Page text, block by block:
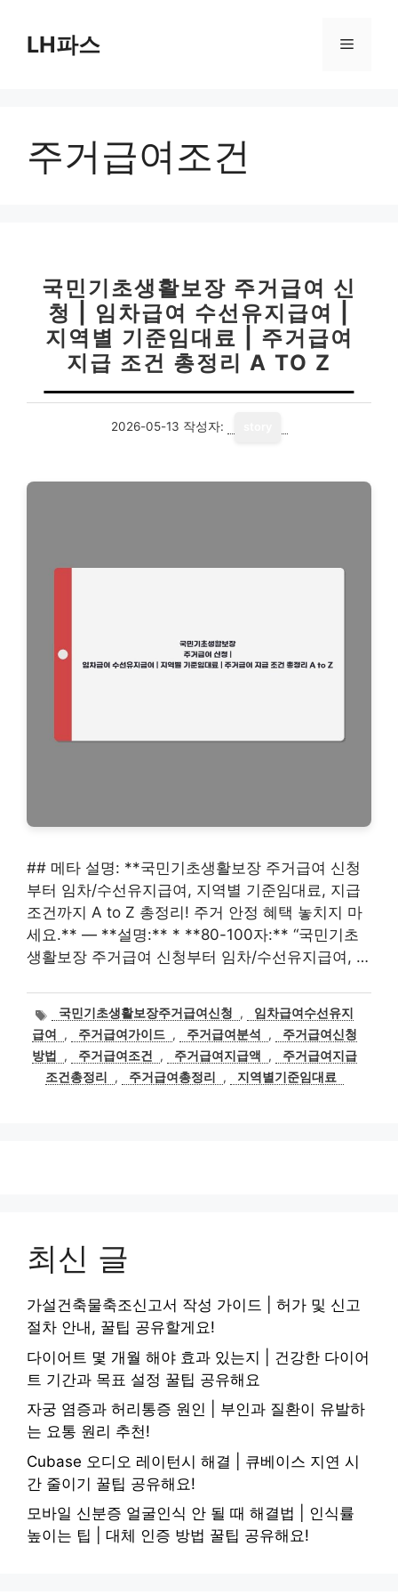
LH파스 메
주거급여조건
국민기초생활보장 주거급여 신
청 | 임차급여 수선유지급여 |
지역별 기준임대료 | 주거급여
지급 조건 총정리 A TO Z
2026-05-13 작성자:
## 메타 설명: **국민기초생활보장 주거급여 신청
부터 임차/수선유지급여, 지역별 기준임대료, 지급
조건까지 A to Z 총정리! 주거 안정 혜택 놓치지 마
세요.** — **설명:** * **80-100자:** “국민기초
생활보장 주거급여 신청부터 임차/수선유지급여, …
태
그
국민기초생활보장주거급여신청 ,
임차급여수선유지
급여
, 주거급여가이드 , 주거급여분석 ,
주거급여신청
방법
, 주거급여조건 , 주거급여지급액 ,
주거급여지급
조건총정리
, 주거급여총정리 , 지역별기준임대료
최신 글
가설건축물축조신고서 작성 가이드 | 허가 및 신고
절차 안내, 꿀팁 공유할게요!
다이어트 몇 개월 해야 효과 있는지 | 건강한 다이어
트 기간과 목표 설정 꿀팁 공유해요
자궁 염증과 허리통증 원인 | 부인과 질환이 유발하
는 요통 원리 추천!
Cubase 오디오 레이턴시 해결 | 큐베이스 지연 시
간 줄이기 꿀팁 공유해요!
모바일 신분증 얼굴인식 안 될 때 해결법 | 인식률
높이는 팁 | 대체 인증 방법 꿀팁 공유해요!